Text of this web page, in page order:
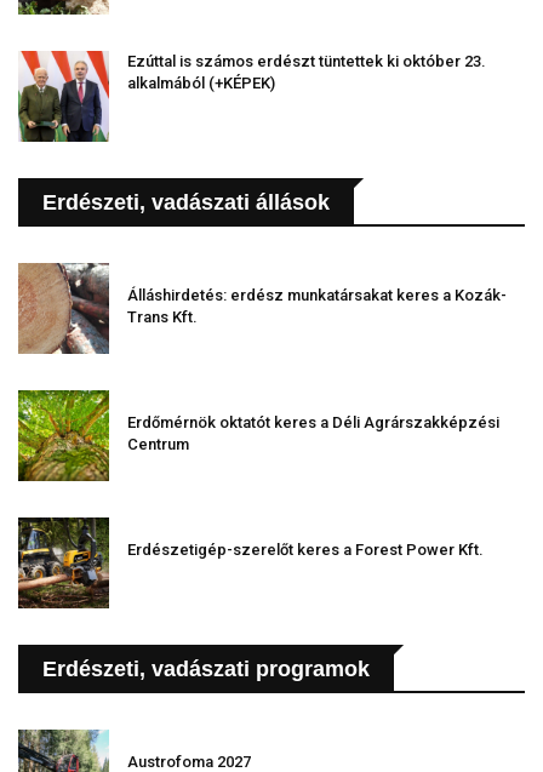
Ezúttal is számos erdészt tüntettek ki október 23.
alkalmából (+KÉPEK)
Erdészeti, vadászati állások
Álláshirdetés: erdész munkatársakat keres a Kozák-
Trans Kft.
Erdőmérnök oktatót keres a Déli Agrárszakképzési
Centrum
Erdészetigép-szerelőt keres a Forest Power Kft.
Erdészeti, vadászati programok
Austrofoma 2027